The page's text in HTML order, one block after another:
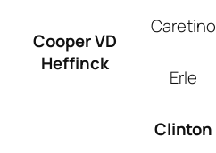
Cooper VD
Heffinck
Caretino
Erle
Clinton